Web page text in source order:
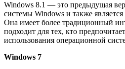
Windows 8.1 — это предыдущая
системы Windows и также
Она имеет более традиционный
подходит для тех, кто
использования операционной
Windows 7